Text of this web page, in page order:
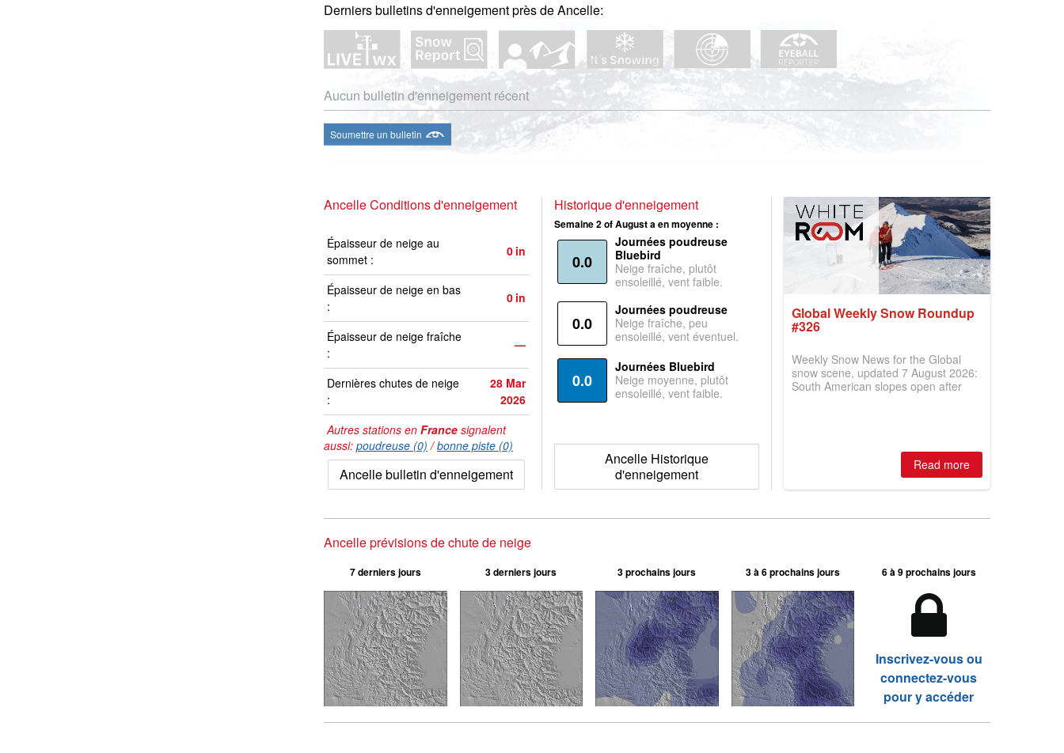
Derniers bulletins d'enneigement près de Ancelle:
Aucun bulletin d'enneigement récent
Soumettre un bulletin
Ancelle Conditions d'enneigement
Épaisseur de neige au
sommet :
0 in
Épaisseur de neige en bas
:
0 in
Épaisseur de neige fraîche
:
—
Dernières chutes de neige
:
28 Mar
2026
Autres stations en France signalent
aussi: poudreuse (0) /bonne piste (0)
Ancelle bulletin d'enneigement
Historique d'enneigement
Semaine 2 of August a en moyenne :
0.0
Journées poudreuse
Bluebird
Neige fraîche, plutôt
ensoleillé, vent faible.
0.0
Journées poudreuse
Neige fraîche, peu
ensoleillé, vent éventuel.
0.0
Journées Bluebird
Neige moyenne, plutôt
ensoleillé, vent faible.
Ancelle Historique
d'enneigement
Global Weekly Snow Roundup
#326
Weekly Snow News for the Global
snow scene, updated 7 August 2026:
South American slopes open after
two outdoor areas still open.
Read more
Ancelle prévisions de chute de neige
7 derniers jours 3 derniers jours 3 prochains jours 3 à 6 prochains jours 6 à 9 prochains jours
Inscrivez-vous ou
connectez-vous
pour y accéder